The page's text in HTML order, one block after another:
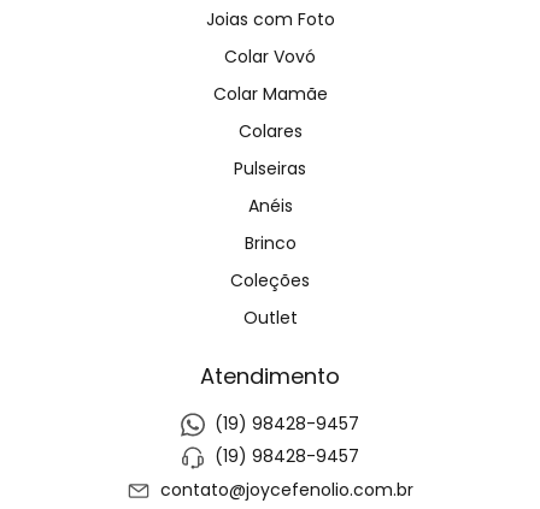
Joias com Foto
Colar Vovó
Colar Mamãe
Colares
Pulseiras
Anéis
Brinco
Coleções
Outlet
Atendimento
(19) 98428-9457
(19) 98428-9457
contato@joycefenolio.com.br